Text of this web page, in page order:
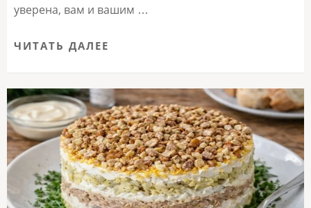
уверена, вам и вашим …
ЧИТАТЬ ДАЛЕЕ